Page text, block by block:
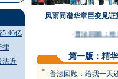
亿
律
法近
风雨同谱华章巨变见证
普法回顾：给
第一版：精
= 普法回顾：给我一天